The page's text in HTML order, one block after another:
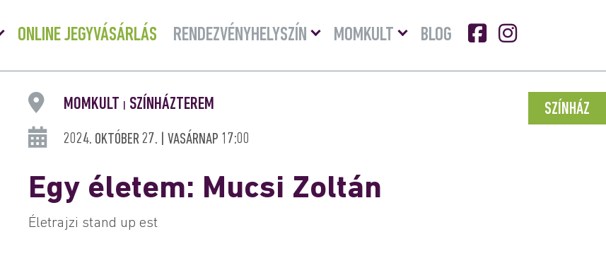
Menü
lenyitása
ONLINE JEGYVÁSÁRLÁS RENDEZVÉNYHELYSZÍN
Menü
lenyitásaMOMKULT
Menü
lenyitása
BLOG
SZÍNHÁZ
MOMKULT SZÍNHÁZTEREM
2024. OKTÓBER 27. | VASÁRNAP 17:00
Egy életem: Mucsi Zoltán
Életrajzi stand up est